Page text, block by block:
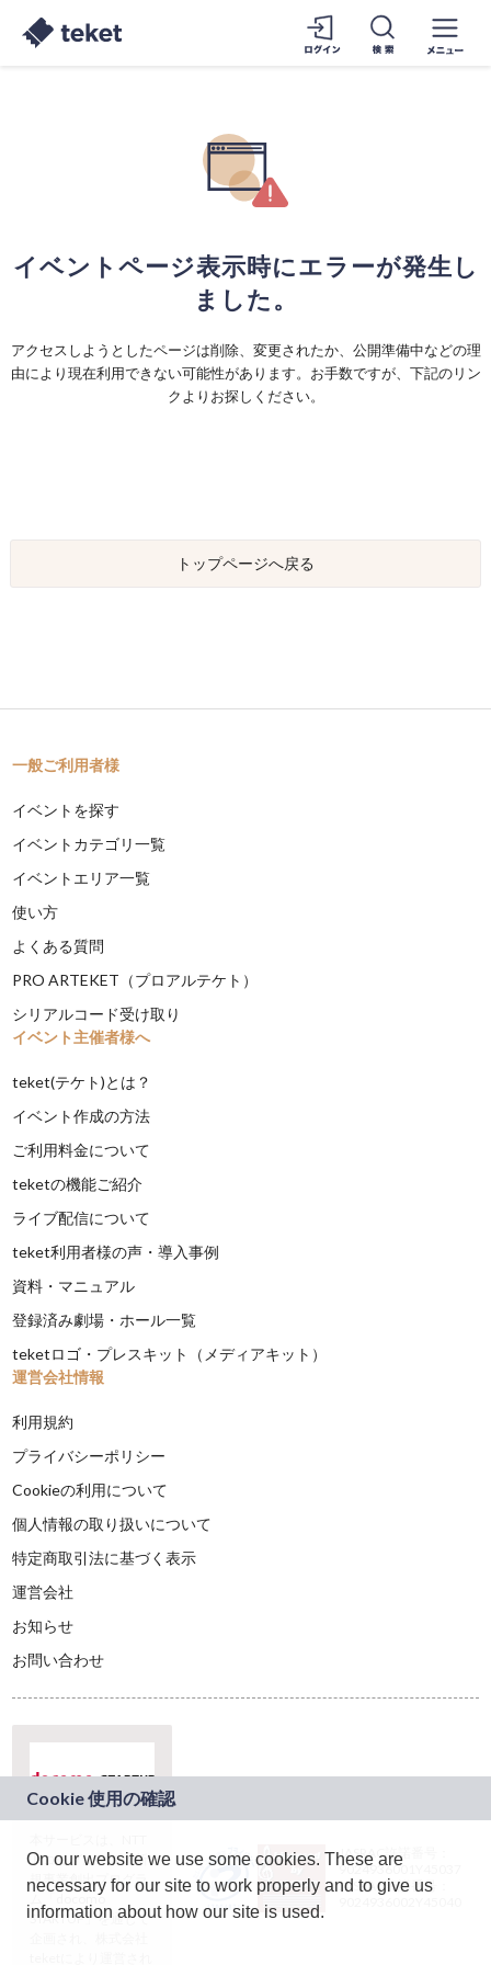
イベントページ表示時にエラーが発生し
ました。
アクセスしようとしたページは削除、変更されたか、公開準備中などの理
由により現在利用できない可能性があります。お手数ですが、下記のリン
クよりお探しください。
トップページへ戻る
一般ご利用者様
イベントを探す
イベントカテゴリ一覧
イベントエリア一覧
使い方
よくある質問
PRO ARTEKET（プロアルテケト）
シリアルコード受け取り
イベント主催者様へ
teket(テケト)とは？
イベント作成の方法
ご利用料金について
teketの機能ご紹介
ライブ配信について
teket利用者様の声・導入事例
資料・マニュアル
登録済み劇場・ホール一覧
teketロゴ・プレスキット（メディアキット）
運営会社情報
利用規約
プライバシーポリシー
Cookieの利用について
個人情報の取り扱いについて
特定商取引法に基づく表示
運営会社
お知らせ
お問い合わせ
ドコモグループの新
規事業創出プログラ
ム「docomo
STARTUP」を通じて
JASRAC許諾番号：
9024936001Y45037
JASRAC許諾番号：
On our website we use some cookies. These are
necessary for our site to work properly and to give us
information about how our site is used.